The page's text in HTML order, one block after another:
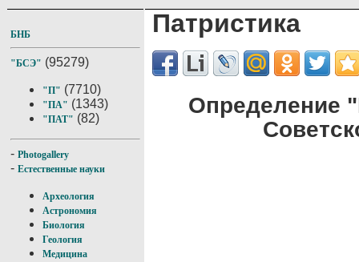
БНБ
"БСЭ" (95279)
"П" (7710)
"ПА" (1343)
"ПАТ" (82)
- Photogallery
- Естественные науки
Археология
Астрономия
Биология
Геология
Медицина
Патристика
Определение